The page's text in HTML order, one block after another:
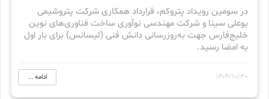
در سومین رویداد پتروکم، قرارداد همکاری شرکت پتروشیمی
بوعلی سینا و شرکت مهندسی نوآوری ساخت فناوری‌های نوین
خلیج‌فارس جهت به‌روزرسانی دانش فنی (لیسانس) برای بار اول
به امضا رسید.
1404/10/30 ادامه ...